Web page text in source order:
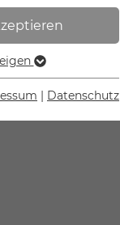
| (BxH)
Funktionen
Datenschutz